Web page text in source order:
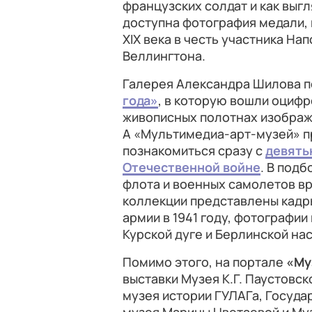
французских солдат и как
доступна фотография
XIX века в честь участника
Веллингтона.
Галерея Александра Шилова
года», в которую вошли
живописных полотнах
А «Мультимедиа-арт-музей»
познакомиться сразу с
Отечественной войне. В
флота и военных самолетов
коллекции представлены
армии в 1941 году,
Курской дуге и Берлинской
Помимо этого, на портале
выставки Музея К.Г.
музея истории ГУЛАГа,